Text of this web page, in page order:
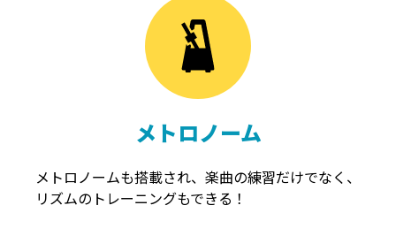
メトロノーム
メトロノームも搭載され、楽曲の練習だけでなく、
リズムのトレーニングもできる！